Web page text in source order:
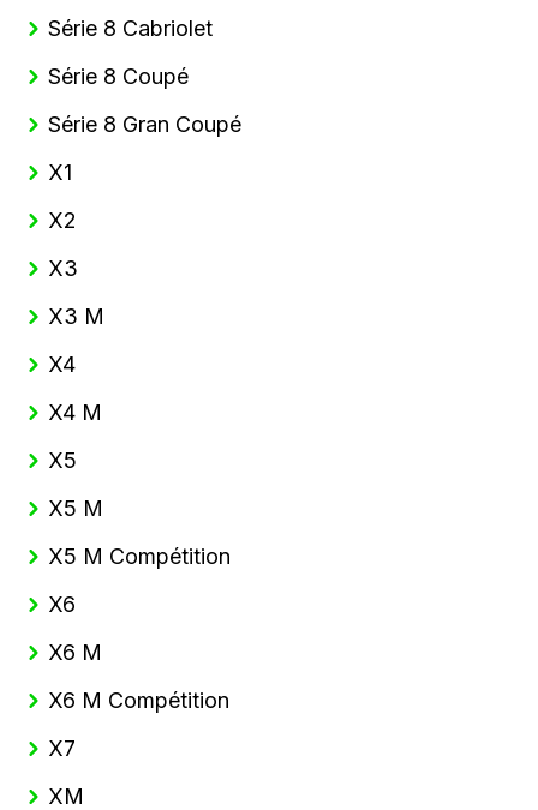
Série 8 Cabriolet
Série 8 Coupé
Série 8 Gran Coupé
X1
X2
X3
X3 M
X4
X4 M
X5
X5 M
X5 M Compétition
X6
X6 M
X6 M Compétition
X7
XM